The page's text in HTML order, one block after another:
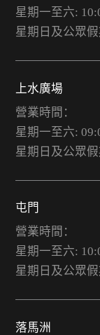
星期一至六:
星期日及公眾
上水廣場
營業時間：
星期一至六:
星期日及公眾
屯門
營業時間：
星期一至六:
星期日及公眾
落馬洲